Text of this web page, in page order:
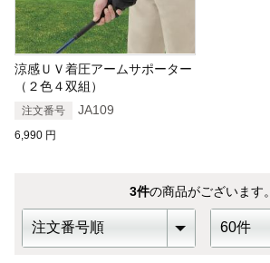
涼感ＵＶ着圧アームサポーター
（２色４双組）
注文番号 JA109
6,990 円
3件の商品がございます。